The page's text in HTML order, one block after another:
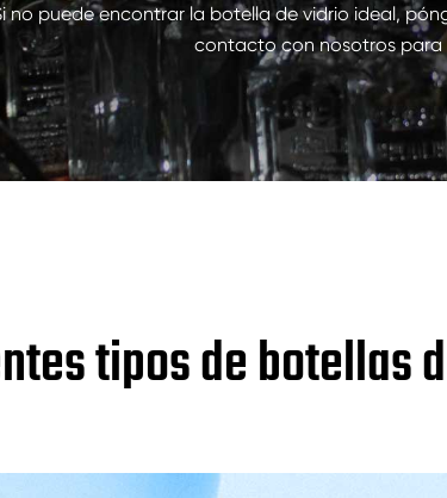
200ml botellas de vidrio de
250ml botellas de vidrio de
375ML botellas de vidrio de
150ml botellas de vidrio de
no puede encontrar la botella de vidrio ideal,
contacto con nosotros para
tipos de botellas